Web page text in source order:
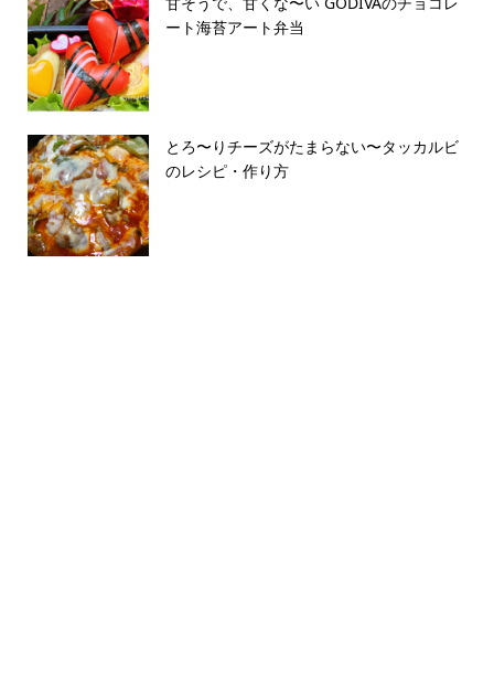
ート海苔アート弁当
とろ〜りチーズがたまらない〜タッカルビ
のレシピ・作り方